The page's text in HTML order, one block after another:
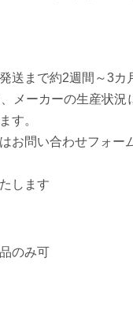
送まで約2週間～3カ
メーカーの生産状況
す。
お問い合わせフォー
します
のみ可